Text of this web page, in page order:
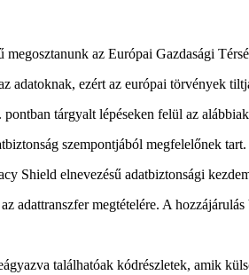
az Európai Gazdasági
ezért az európai törvények
tárgyalt lépéseken felül az
szempontjából megfelelőnek tart.
Shield elnevezésű adatbiztonsági
adattranszfer megtételére. A
találhatóak kódrészletek, amik